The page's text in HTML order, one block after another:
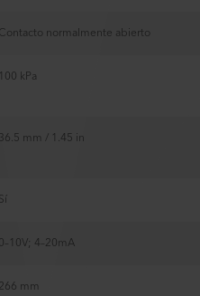
Contacto normalmente abierto
100 kPa
36.5 mm / 1.45 in
Sí
0–10V; 4–20mA
266 mm